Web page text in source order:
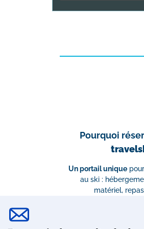
Pourquoi
Un portail unique
au ski :
matériel,